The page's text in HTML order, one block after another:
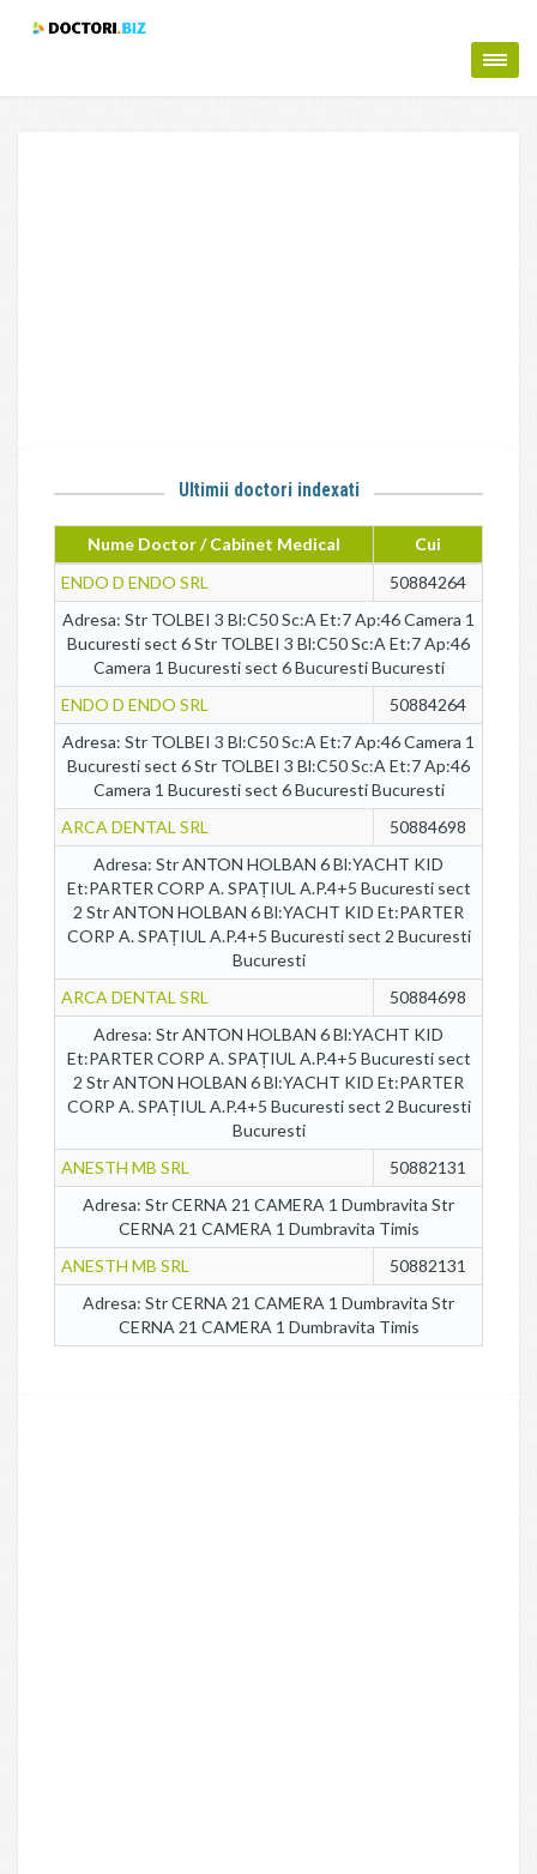
Ultimii doctori indexati
Nume Doctor / Cabinet Medical
Cui
ENDO D ENDO SRL
50884264
Adresa: Str TOLBEI 3 Bl:C50 Sc:A Et:7 Ap:46 Camera 1
Bucuresti sect 6 Str TOLBEI 3 Bl:C50 Sc:A Et:7 Ap:46
Camera 1 Bucuresti sect 6 Bucuresti Bucuresti
ENDO D ENDO SRL
50884264
Adresa: Str TOLBEI 3 Bl:C50 Sc:A Et:7 Ap:46 Camera 1
Bucuresti sect 6 Str TOLBEI 3 Bl:C50 Sc:A Et:7 Ap:46
Camera 1 Bucuresti sect 6 Bucuresti Bucuresti
ARCA DENTAL SRL
50884698
Adresa: Str ANTON HOLBAN 6 Bl:YACHT KID
Et:PARTER CORP A. SPAȚIUL A.P.4+5 Bucuresti sect
2 Str ANTON HOLBAN 6 Bl:YACHT KID Et:PARTER
CORP A. SPAȚIUL A.P.4+5 Bucuresti sect 2 Bucuresti
Bucuresti
ARCA DENTAL SRL
50884698
Adresa: Str ANTON HOLBAN 6 Bl:YACHT KID
Et:PARTER CORP A. SPAȚIUL A.P.4+5 Bucuresti sect
2 Str ANTON HOLBAN 6 Bl:YACHT KID Et:PARTER
CORP A. SPAȚIUL A.P.4+5 Bucuresti sect 2 Bucuresti
Bucuresti
ANESTH MB SRL
50882131
Adresa: Str CERNA 21 CAMERA 1 Dumbravita Str
CERNA 21 CAMERA 1 Dumbravita Timis
ANESTH MB SRL
50882131
Adresa: Str CERNA 21 CAMERA 1 Dumbravita Str
CERNA 21 CAMERA 1 Dumbravita Timis